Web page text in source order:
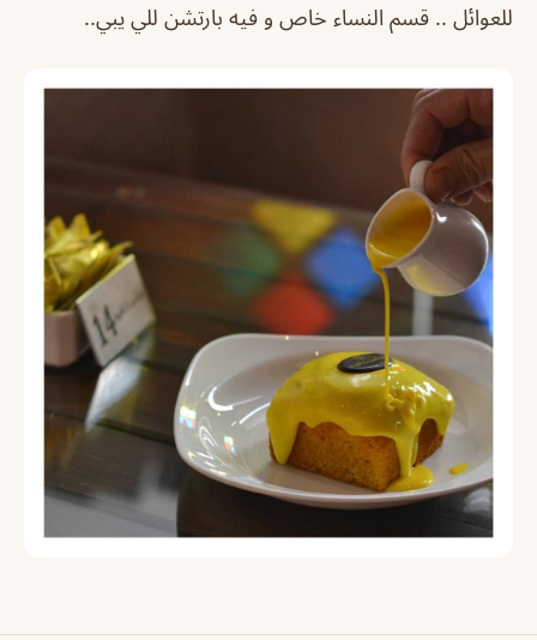
للعوائل .. قسم النساء خاص و فيه بارتشن للي يبي..